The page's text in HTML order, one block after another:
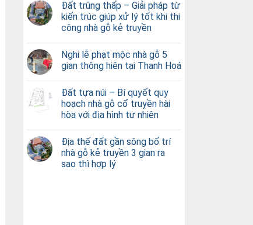
Đất trũng thấp – Giải pháp từ
kiến trúc giúp xử lý tốt khi thi
công nhà gỗ kẻ truyền
Nghi lễ phạt mộc nhà gỗ 5
gian thông hiên tại Thanh Hoá
Đất tựa núi – Bí quyết quy
hoạch nhà gỗ cổ truyền hài
hòa với địa hình tự nhiên
Địa thế đất gần sông bố trí
nhà gỗ kẻ truyền 3 gian ra
sao thì hợp lý